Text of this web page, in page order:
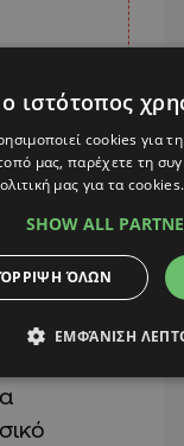
μικρή για
ιστότοπος
cookies για
μας, παρέχετε τη
μας για τα
SHOW ALL
ΌΛΩΝ
ΕΜΦΆΝΙΣΗ